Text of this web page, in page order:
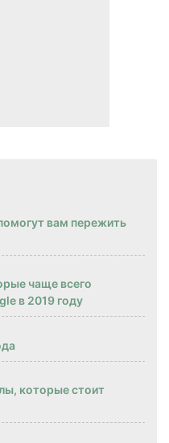
вам пережить
чаще всего
в 2019 году
которые стоит